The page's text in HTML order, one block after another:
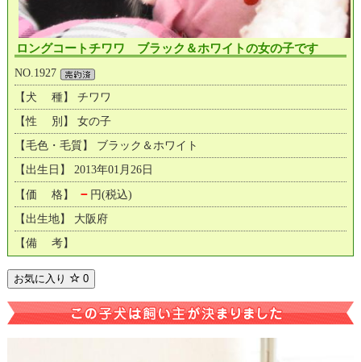
ロングコートチワワ ブラック＆ホワイトの女の子です
NO.1927
【犬 種】 チワワ
【性 別】 女の子
【毛色・毛質】 ブラック＆ホワイト
【出生日】 2013年01月26日
【価 格】 － 円(税込)
【出生地】 大阪府
【備 考】
お気に入り 0